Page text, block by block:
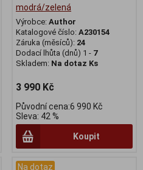
modrá/zelená
Výrobce: Author
Katalogové číslo: A230154
Záruka (měsíců): 24
Dodací lhůta (dnů) 1 - 7
Skladem: Na dotaz Ks
3 990 Kč
Původní cena:6 990 Kč
Sleva: 42 %
Koupit
Na dotaz